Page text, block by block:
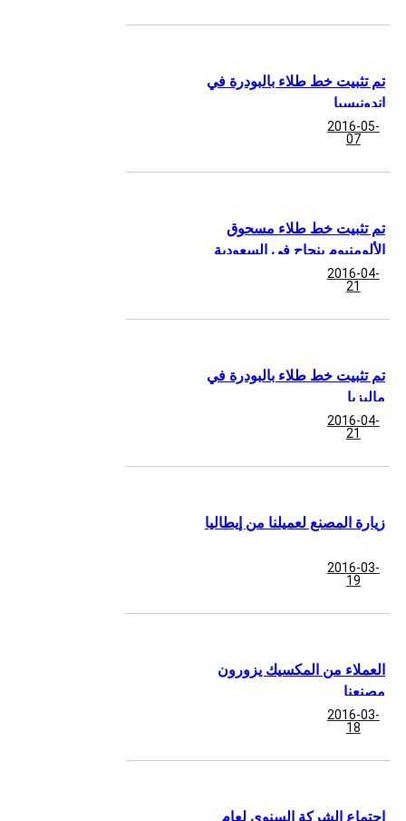
تم تثبيت خط طلاء بالبودرة في
إندونيسيا
2016-05-
07
تم تثبيت خط طلاء مسحوق
الألومنيوم بنجاح في السعودية
2016-04-
21
تم تثبيت خط طلاء بالبودرة في
ماليزيا
2016-04-
21
زيارة المصنع لعميلنا من إيطاليا
2016-03-
19
العملاء من المكسيك يزورون
مصنعنا
2016-03-
18
اجتماع الشركة السنوي لعام